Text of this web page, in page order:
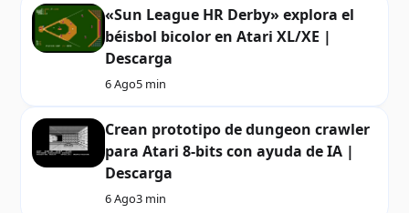
«Sun League HR Derby» explora el
béisbol bicolor en Atari XL/XE |
Descarga
6 Ago5 min
Crean prototipo de dungeon crawler
para Atari 8-bits con ayuda de IA |
Descarga
6 Ago3 min